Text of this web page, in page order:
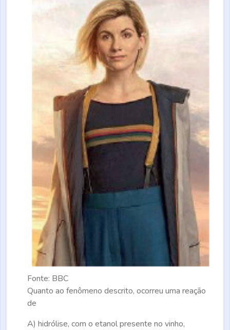
Fonte: BBC
Quanto ao fenômeno descrito, ocorreu uma reação
de
A) hidrólise, com o etanol presente no vinho,